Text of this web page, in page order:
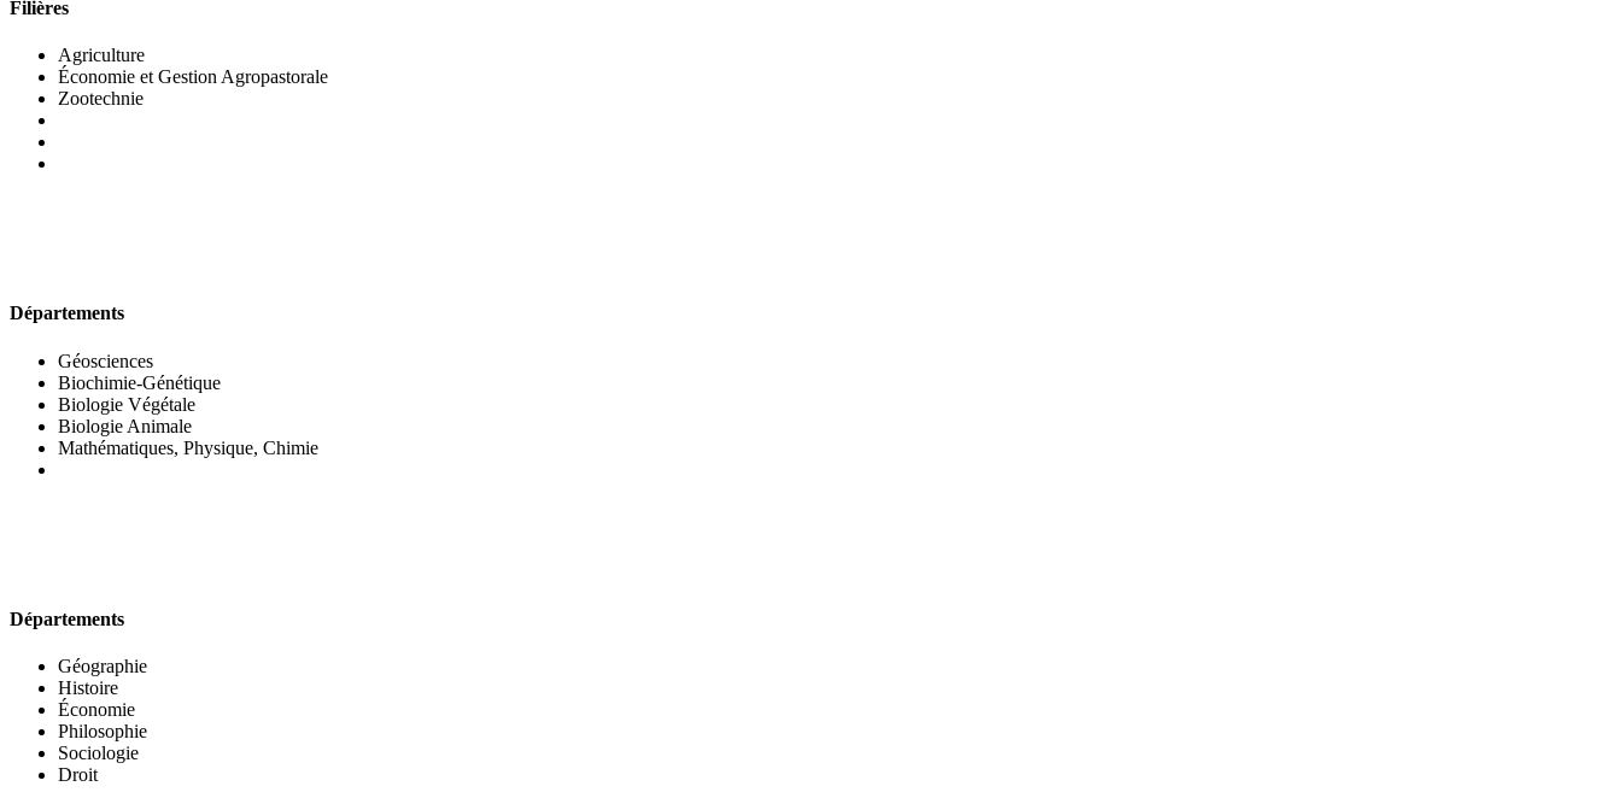
Filières
Agriculture
Économie et Gestion Agropastorale
Zootechnie
Départements
Géosciences
Biochimie-Génétique
Biologie Végétale
Biologie Animale
Mathématiques, Physique, Chimie
Départements
Géographie
Histoire
Économie
Philosophie
Sociologie
Droit